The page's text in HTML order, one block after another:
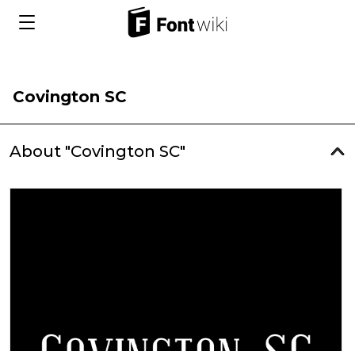
Covington SC
About "Covington SC"